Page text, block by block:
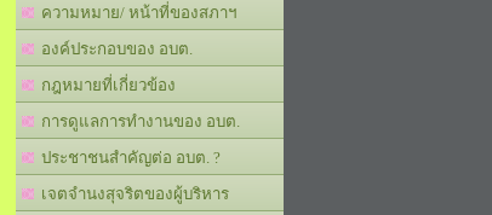
ความหมาย/ หน้าที่ของสภาฯ
องค์ประกอบของ อบต.
กฎหมายที่เกี่ยวข้อง
การดูแลการทำงานของ อบต.
ประชาชนสำคัญต่อ อบต. ?
เจตจำนงสุจริตของผู้บริหาร